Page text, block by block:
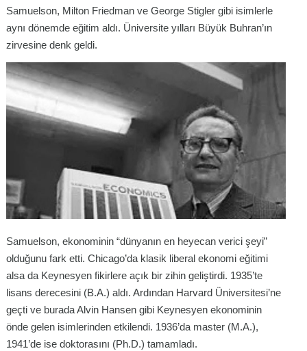
Samuelson, Milton Friedman ve George Stigler gibi isimlerle
aynı dönemde eğitim aldı. Üniversite yılları Büyük Buhran’ın
zirvesine denk geldi.
Samuelson, ekonominin “dünyanın en heyecan verici şeyi”
olduğunu fark etti. Chicago’da klasik liberal ekonomi eğitimi
alsa da Keynesyen fikirlere açık bir zihin geliştirdi. 1935’te
lisans derecesini (B.A.) aldı. Ardından Harvard Üniversitesi’ne
geçti ve burada Alvin Hansen gibi Keynesyen ekonominin
önde gelen isimlerinden etkilendi. 1936’da master (M.A.),
1941’de ise doktorasını (Ph.D.) tamamladı.